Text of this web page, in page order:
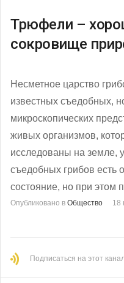
Трюфели –
сокровище
Несметное царство
известных съедобных,
микроскопических
живых организмов,
исследованы на земле,
съедобных грибов есть
состояние, но при этом
Опубликовано в Общество 18
Подписаться на этот